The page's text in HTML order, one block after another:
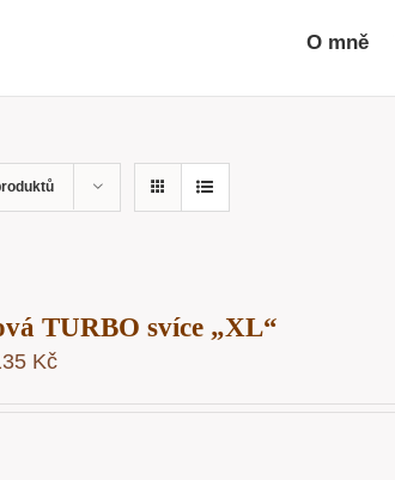
O mně
TURBO svíce „XL“
Kč